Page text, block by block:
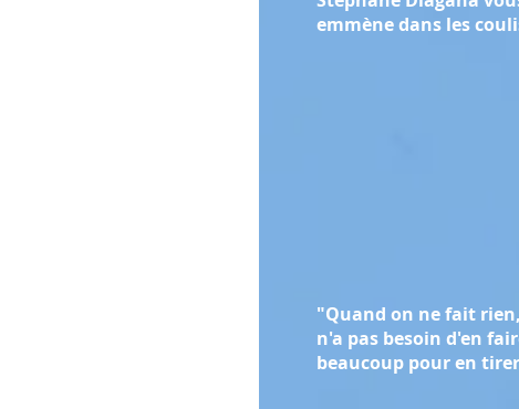
emmène dans les
"Quand on ne fait
n'a pas besoin d'en
beaucoup pour en tirer